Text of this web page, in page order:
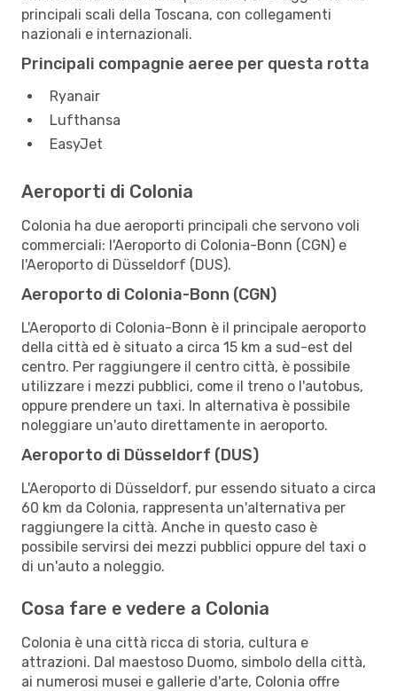
principali scali della Toscana, con collegamenti
nazionali e internazionali.
Principali compagnie aeree per questa rotta
Ryanair
Lufthansa
EasyJet
Aeroporti di Colonia
Colonia ha due aeroporti principali che servono voli
commerciali: l'Aeroporto di Colonia-Bonn (CGN) e
l'Aeroporto di Düsseldorf (DUS).
Aeroporto di Colonia-Bonn (CGN)
L'Aeroporto di Colonia-Bonn è il principale aeroporto
della città ed è situato a circa 15 km a sud-est del
centro. Per raggiungere il centro città, è possibile
utilizzare i mezzi pubblici, come il treno o l'autobus,
oppure prendere un taxi. In alternativa è possibile
noleggiare un'auto direttamente in aeroporto.
Aeroporto di Düsseldorf (DUS)
L'Aeroporto di Düsseldorf, pur essendo situato a circa
60 km da Colonia, rappresenta un'alternativa per
raggiungere la città. Anche in questo caso è
possibile servirsi dei mezzi pubblici oppure del taxi o
di un'auto a noleggio.
Cosa fare e vedere a Colonia
Colonia è una città ricca di storia, cultura e
attrazioni. Dal maestoso Duomo, simbolo della città,
ai numerosi musei e gallerie d'arte, Colonia offre